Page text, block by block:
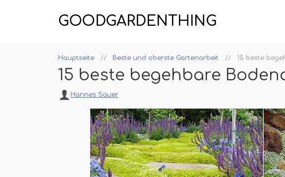
GOODGARDENTHING
Hauptseite Beste und oberste Gartenarbeit 15 beste
15 beste begehbare
Hannes Sauer